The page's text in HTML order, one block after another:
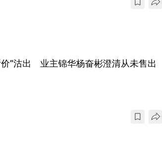
”沽出 业主锦华杨奋彬澄清从未售出